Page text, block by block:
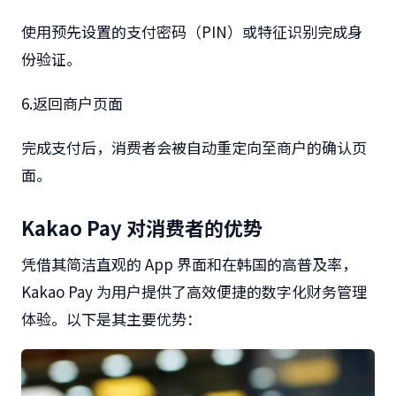
使用预先设置的支付密码（PIN）或特征识别完成身
份验证。
6.返回商户页面
完成支付后，消费者会被自动重定向至商户的确认页
面。
Kakao Pay对消费者的优势
凭借其简洁直观的 App 界面和在韩国的高普及率，
Kakao Pay 为用户提供了高效便捷的数字化财务管理
体验。以下是其主要优势：